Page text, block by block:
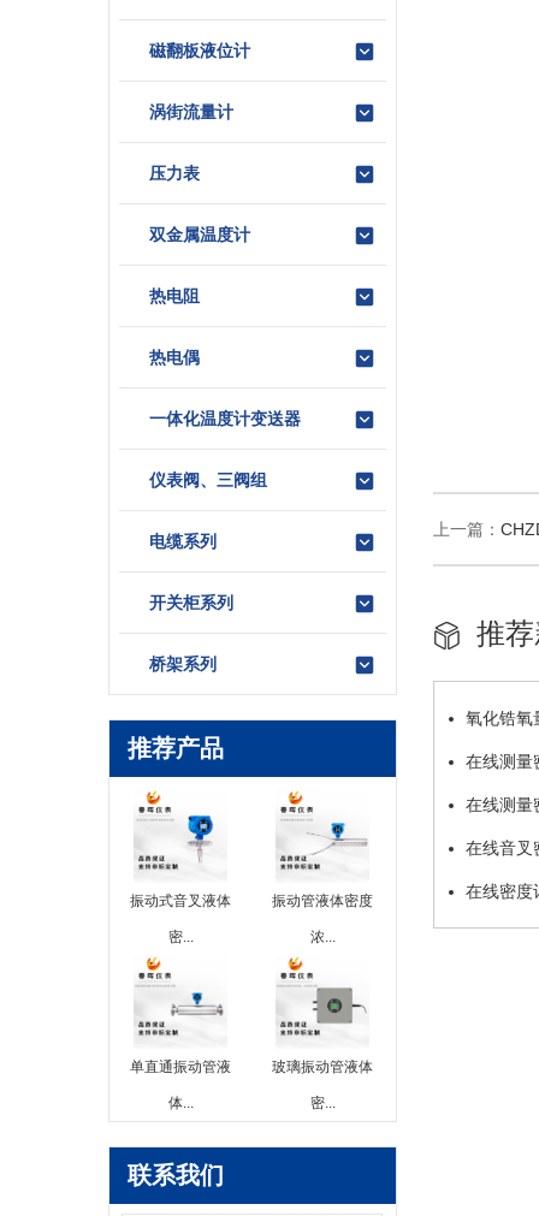
磁翻板液位计
涡街流量计
压力表
双金属温度计
热电阻
热电偶
一体化温度计变送器
仪表阀、三阀组
电缆系列
开关柜系列
桥架系列
推荐产品
振动式音叉液体
密...
振动管液体密度
浓...
单直通振动管液
体...
玻璃振动管液体
密...
联系我们
上一篇：
推
氧化锆氧
在线测量
在线测量
在线音叉
在线密度